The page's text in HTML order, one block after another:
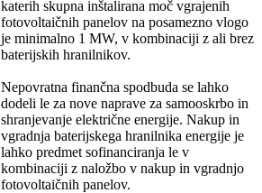
katerih skupna inštalirana moč vgrajenih
fotovoltaičnih panelov na posamezno vlogo
je minimalno 1 MW, v kombinaciji z ali brez
baterijskih hranilnikov.
Nepovratna finančna spodbuda se lahko
dodeli le za nove naprave za samooskrbo in
shranjevanje električne energije. Nakup in
vgradnja baterijskega hranilnika energije je
lahko predmet sofinanciranja le v
kombinaciji z naložbo v nakup in vgradnjo
fotovoltaičnih panelov.